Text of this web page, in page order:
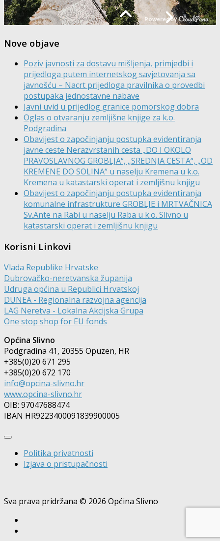
Nove objave
Poziv javnosti za dostavu mišljenja, primjedbi i
prijedloga putem internetskog savjetovanja sa
javnošću – Nacrt prijedloga pravilnika o provedbi
postupaka jednostavne nabave
Javni uvid u prijedlog granice pomorskog dobra
Oglas o otvaranju zemljišne knjige za k.o.
Podgradina
Obavijest o započinjanju postupka evidentiranja
javne ceste Nerazvrstanih cesta „DO I OKOLO
PRAVOSLAVNOG GROBLJA“, „SREDNJA CESTA“, „OD
KREMENE DO SOLINA“ u naselju Kremena u k.o.
Kremena u katastarski operat i zemljišnu knjigu
Obavijest o započinjanju postupka evidentiranja
komunalne infrastrukture GROBLJE i MRTVAČNICA
Sv.Ante na Rabi u naselju Raba u k.o. Slivno u
katastarski operat i zemljišnu knjigu
Korisni Linkovi
Vlada Republike Hrvatske
Dubrovačko-neretvanska županija
Udruga općina u Republici Hrvatskoj
DUNEA - Regionalna razvojna agencija
LAG Neretva - Lokalna Akcijska Grupa
One stop shop for EU fonds
Općina Slivno
Podgradina 41, 20355 Opuzen, HR
+385(0)20 671 295
+385(0)20 672 170
info@opcina-slivno.hr
www.opcina-slivno.hr
OIB: 97047688474
IBAN HR9223400091839900005
Politika privatnosti
Izjava o pristupačnosti
Sva prava pridržana © 2026 Općina Slivno